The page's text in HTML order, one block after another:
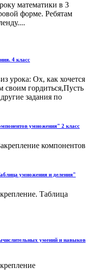
математики в 3
форме. Ребятам
4 класс
урока: Ох, как хочется
своим гордиться,Пусть
задания по
умножения" 2 класс
компонентов
умножения и деления"
Таблица
умений и навыков